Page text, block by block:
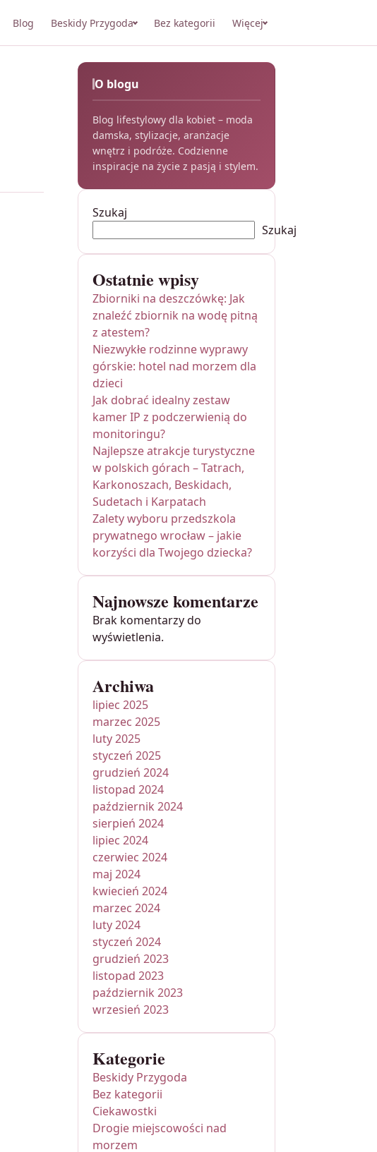
Blog Beskidy Przygoda Bez kategorii Więcej
O blogu
Blog lifestylowy dla kobiet – moda
damska, stylizacje, aranżacje
wnętrz i podróże. Codzienne
inspiracje na życie z pasją i stylem.
Szukaj
Szukaj
Ostatnie wpisy
Zbiorniki na deszczówkę: Jak
znaleźć zbiornik na wodę pitną
z atestem?
Niezwykłe rodzinne wyprawy
górskie: hotel nad morzem dla
dzieci
Jak dobrać idealny zestaw
kamer IP z podczerwienią do
monitoringu?
Najlepsze atrakcje turystyczne
w polskich górach – Tatrach,
Karkonoszach, Beskidach,
Sudetach i Karpatach
Zalety wyboru przedszkola
prywatnego wrocław – jakie
korzyści dla Twojego dziecka?
Najnowsze komentarze
Brak komentarzy do
wyświetlenia.
Archiwa
lipiec 2025
marzec 2025
luty 2025
styczeń 2025
grudzień 2024
listopad 2024
październik 2024
sierpień 2024
lipiec 2024
czerwiec 2024
maj 2024
kwiecień 2024
marzec 2024
luty 2024
styczeń 2024
grudzień 2023
listopad 2023
październik 2023
wrzesień 2023
Kategorie
Beskidy Przygoda
Bez kategorii
Ciekawostki
Drogie miejscowości nad
morzem